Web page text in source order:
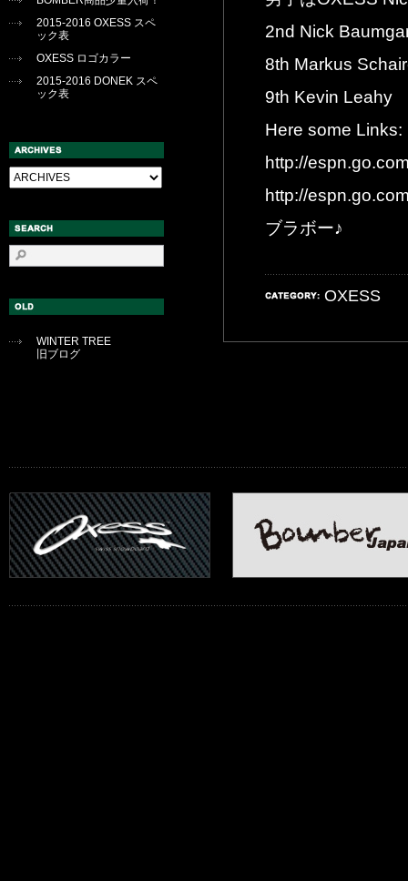
2015-2016 OXESS スペ
ック表
OXESS ロゴカラー
2015-2016 DONEK スペ
ック表
WINTER TREE
旧ブログ
2nd Nick
8th Markus
9th Kevin Leahy
Here some Links:
http://
http://
ブラボー♪
OXESS